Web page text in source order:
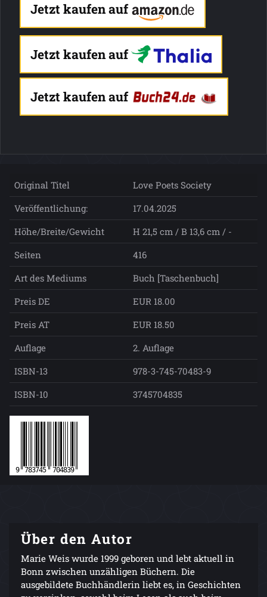
Jetzt kaufen auf
Jetzt kaufen auf
Jetzt kaufen auf
Original Titel
Love Poets Society
Veröffentlichung:
17.04.2025
Höhe/Breite/Gewicht
H 21,5 cm / B 13,6 cm / -
Seiten
416
Art des Mediums
Buch [Taschenbuch]
Preis DE
EUR 18.00
Preis AT
EUR 18.50
Auflage
2. Auflage
ISBN-13
978-3-745-70483-9
ISBN-10
3745704835
Über den Autor
Marie Weis wurde 1999 geboren und lebt aktuell in
Bonn zwischen unzähligen Büchern. Die
ausgebildete Buchhändlerin liebt es, in Geschichten